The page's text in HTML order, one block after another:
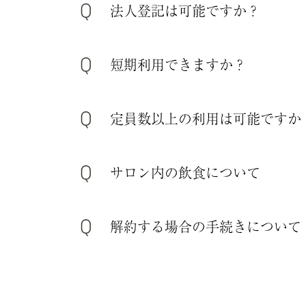
法人登記は可能ですか？
短期利用できますか？
定員数以上の利用は可能ですか
サロン内の飲食について
解約する場合の手続きについて